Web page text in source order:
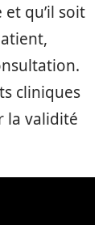
qu’il soit
cliniques
la validité